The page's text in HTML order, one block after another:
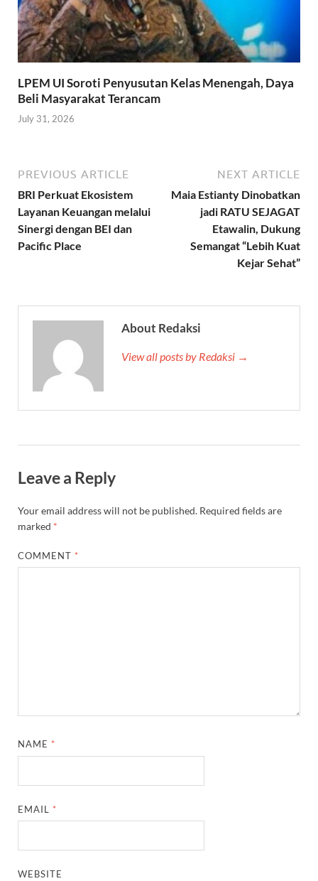
LPEM UI Soroti Penyusutan Kelas Menengah, Daya
Beli Masyarakat Terancam
July 31, 2026
PREVIOUS ARTICLE
BRI Perkuat Ekosistem
Layanan Keuangan melalui
Sinergi dengan BEI dan
Pacific Place
NEXT ARTICLE
Maia Estianty Dinobatkan
jadi RATU SEJAGAT
Etawalin, Dukung
Semangat “Lebih Kuat
Kejar Sehat”
About Redaksi
View all posts by Redaksi →
Leave a Reply
Your email address will not be published. Required fields are
marked *
COMMENT *
NAME *
EMAIL *
WEBSITE